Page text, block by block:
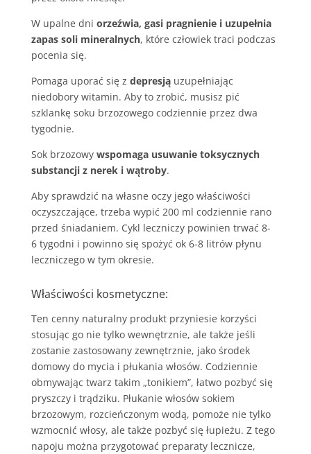
W upalne dni orzeźwia, gasi pragnienie i uzupełnia
zapas soli mineralnych, które człowiek traci podczas
pocenia się.
Pomaga uporać się z depresjąuzupełniając
niedobory witamin. Aby to zrobić, musisz pić
szklankę soku brzozowego codziennie przez dwa
tygodnie.
Sok brzozowy wspomaga usuwanie toksycznych
substancji z nerek i wątroby.
Aby sprawdzić na własne oczy jego właściwości
oczyszczające, trzeba wypić 200 ml codziennie rano
przed śniadaniem. Cykl leczniczy powinien trwać 8-
6 tygodni i powinno się spożyć ok 6-8 litrów płynu
leczniczego w tym okresie.
Właściwości kosmetyczne:
Ten cenny naturalny produkt przyniesie korzyści
stosując go nie tylko wewnętrznie, ale także jeśli
zostanie zastosowany zewnętrznie, jako środek
domowy do mycia i płukania włosów. Codziennie
obmywając twarz takim „tonikiem”, łatwo pozbyć się
pryszczy i trądziku. Płukanie włosów sokiem
brzozowym, rozcieńczonym wodą, pomoże nie tylko
wzmocnić włosy, ale także pozbyć się łupieżu. Z tego
napoju można przygotować preparaty lecznicze,